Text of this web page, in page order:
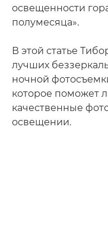
освещенности
полумесяца».
В этой статье
лучших
ночной
которое поможет
качественные
освещении.